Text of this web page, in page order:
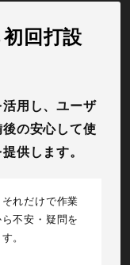
回打設
用し、ユーザ
の安心して使
供します。
れだけで作業
不安・疑問を
。